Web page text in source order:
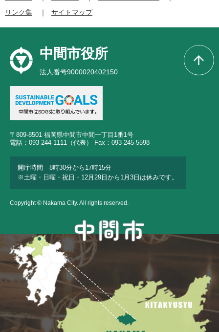
リンク集
サイトマップ
中間市役所
法人番号9000020402150
〒809-8501 福岡県中間市中間一丁目1番1号
電話：093-244-1111（代表） Fax：093-245-5598
開庁時間 8時30分から17時15分
※土曜・日曜・祝日・12月29日から1月3日は休みです。
Copyright © Nakama City. All rights reserved.